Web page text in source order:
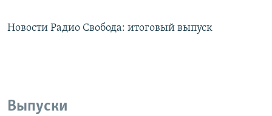
Новости Радио Свобода: итоговый выпуск
Выпуски